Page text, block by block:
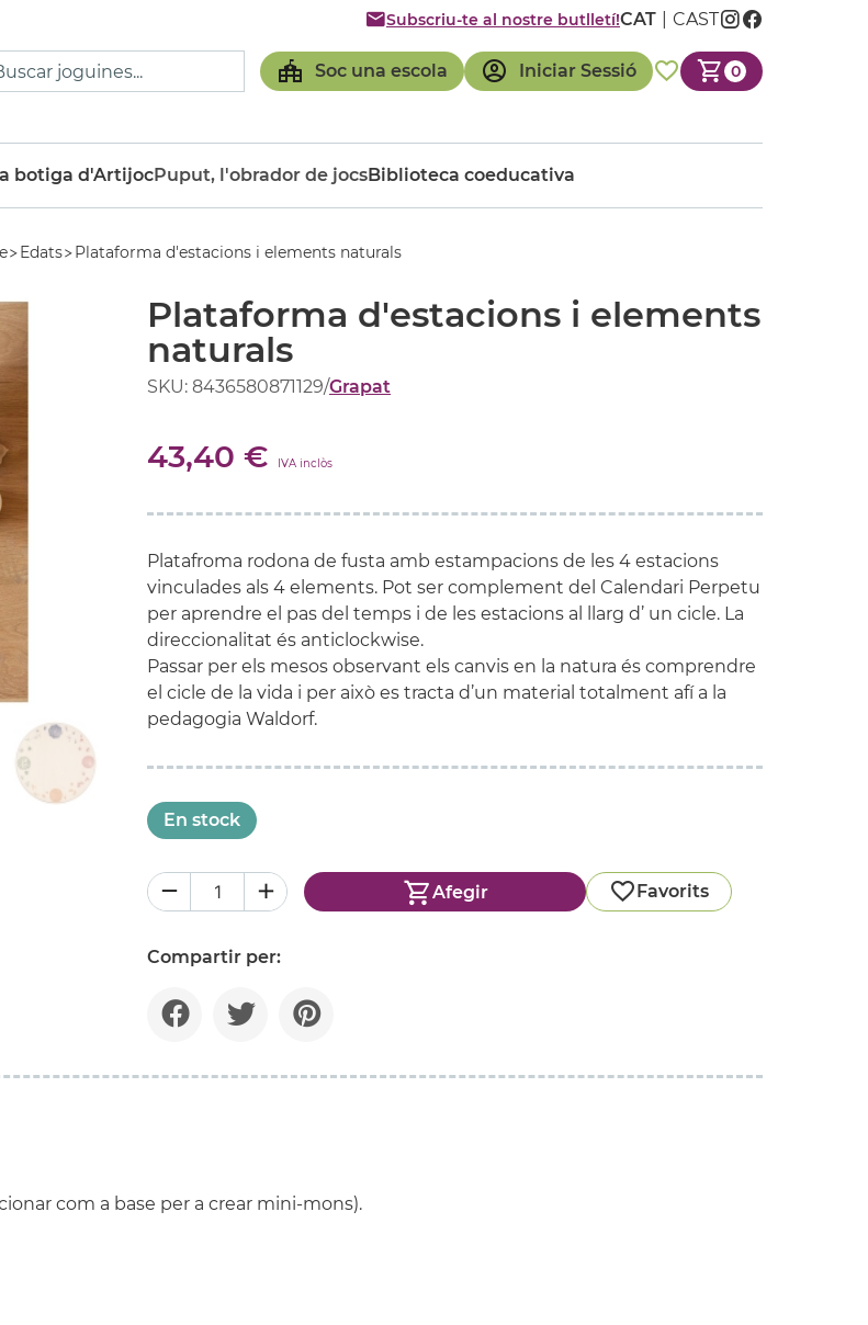
Soc una escola Iniciar Sessió 0
Subscriu-te al nostre butlletí!CAT CAST
botiga d'ArtijocPuput, l'obrador de jocsBiblioteca coeducativa
Edats Plataforma d'estacions i elements naturals
Plataforma d'estacions i elements
naturals
SKU: 8436580871129/Grapat
43,40 € IVA inclòs
Platafroma rodona de fusta amb estampacions de les 4 estacions
vinculades als 4 elements. Pot ser complement del Calendari Perpetu
per aprendre el pas del temps i de les estacions al llarg d’ un cicle. La
direccionalitat és anticlockwise.
Passar per els mesos observant els canvis en la natura és comprendre
el cicle de la vida i per això es tracta d’un material totalment afí a la
pedagogia Waldorf.
En stock
Afegir Favorits
Compartir per:
com a base per a crear mini-mons).